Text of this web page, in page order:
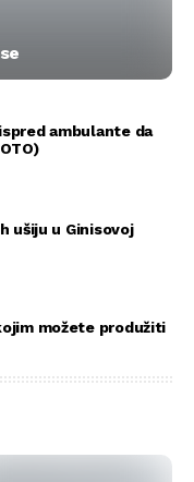
ambulante da
ušiju u Ginisovoj
možete produžiti